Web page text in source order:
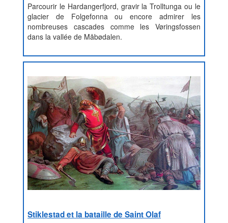
Parcourir le Hardangerfjord, gravir la Trolltunga ou le
glacier de Folgefonna ou encore admirer les
nombreuses cascades comme les Vøringsfossen
dans la vallée de Måbødalen.
Stiklestad et la bataille de Saint Olaf